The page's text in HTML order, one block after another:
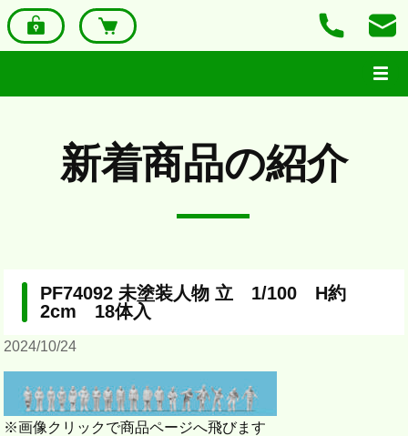
新着商品の紹介
PF74092 未塗装人物 立 1/100 H約
2cm 18体入
2024/10/24
※画像クリックで商品ページへ飛びます